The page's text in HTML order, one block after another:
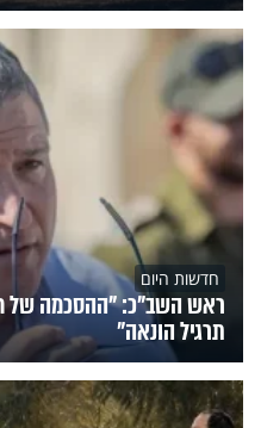
חדשות היום
ראש השב"כ: "ההסכמה של
תרגיל הונאה"